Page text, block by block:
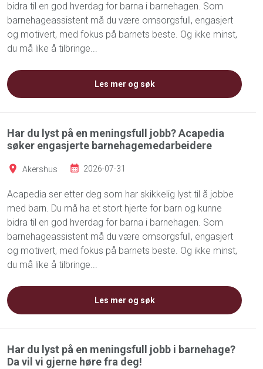
bidra til en god hverdag for barna i barnehagen. Som
barnehageassistent må du være omsorgsfull, engasjert
og motivert, med fokus på barnets beste. Og ikke minst,
du må like å tilbringe...
Les mer og søk
Har du lyst på en meningsfull jobb? Acapedia
søker engasjerte barnehagemedarbeidere
Akershus 2026-07-31
Acapedia ser etter deg som har skikkelig lyst til å jobbe
med barn. Du må ha et stort hjerte for barn og kunne
bidra til en god hverdag for barna i barnehagen. Som
barnehageassistent må du være omsorgsfull, engasjert
og motivert, med fokus på barnets beste. Og ikke minst,
du må like å tilbringe...
Les mer og søk
Har du lyst på en meningsfull jobb i barnehage?
Da vil vi gjerne høre fra deg!